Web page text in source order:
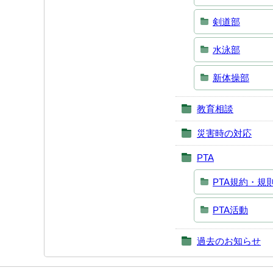
剣道部
水泳部
新体操部
教育相談
災害時の対応
PTA
PTA規約・規
PTA活動
過去のお知らせ